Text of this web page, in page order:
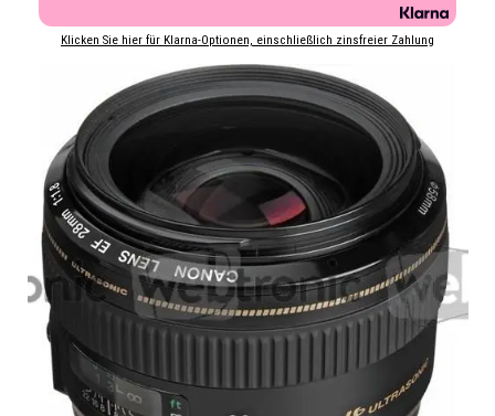
Klicken Sie hier für Klarna-Optionen, einschließlich zinsfreier Zahlung